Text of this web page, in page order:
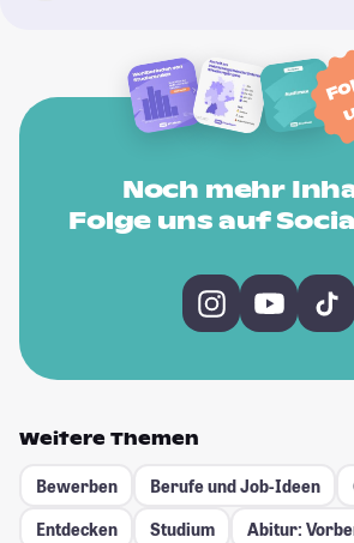
Noch mehr
Folge uns auf
Weitere Themen
Bewerben Berufe und Job-Ideen
Entdecken
Studium
Abitur: